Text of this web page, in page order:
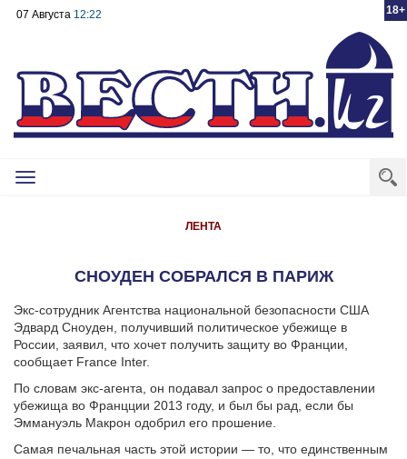
18+
07 Августа 12:22
Toggle
ЛЕНТА
СНОУДЕН СОБРАЛСЯ В ПАРИЖ
Экс-сотрудник Агентства национальной безопасности США
Эдвард Сноуден, получивший политическое убежище в
России, заявил, что хочет получить защиту во Франции,
сообщает France Inter.
По словам экс-агента, он подавал запрос о предоставлении
убежища во Францции 2013 году, и был бы рад, если бы
Эммануэль Макрон одобрил его прошение.
Самая печальная часть этой истории — то, что единственным